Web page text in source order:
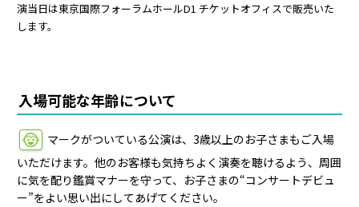
演当日は東京国際フォーラムホールD1 チケットオフィスで販売いた
します。
入場可能な年齢について
マークがついている公演は、3歳以上のお子さまもご入場
いただけます。他のお客様も気持ちよく演奏を聴けるよう、周囲
に気を配り鑑賞マナーを守って、お子さまの“コンサートデビュ
ー”をよい思い出にしてあげてください。